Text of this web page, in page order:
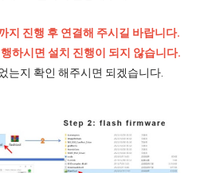
지 진행 후 연결해 주시길 바랍니다.
하시면 설치 진행이 되지 않습니다.
는지 확인 해주시면 되겠습니다.